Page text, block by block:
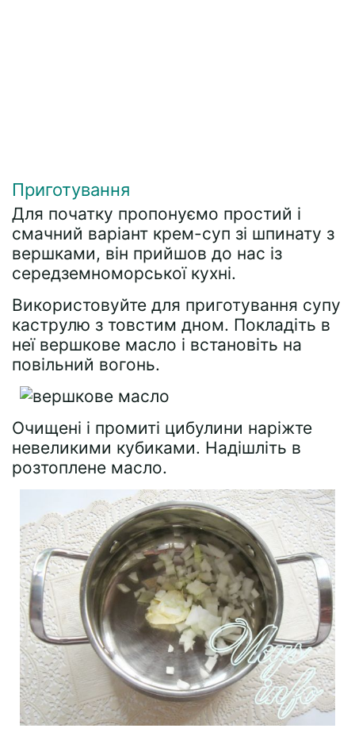
Приготування
Для початку пропонуємо простий і
смачний варіант крем-суп зі шпинату з
вершками, він прийшов до нас із
середземноморської кухні.
Використовуйте для приготування супу
каструлю з товстим дном. Покладіть в
неї вершкове масло і встановіть на
повільний вогонь.
Очищені і промиті цибулини наріжте
невеликими кубиками. Надішліть в
розтоплене масло.